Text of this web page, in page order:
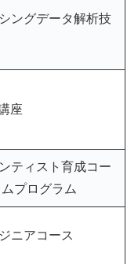
ングデータ解析技
座
ティスト育成コー
プログラム
ニアコース